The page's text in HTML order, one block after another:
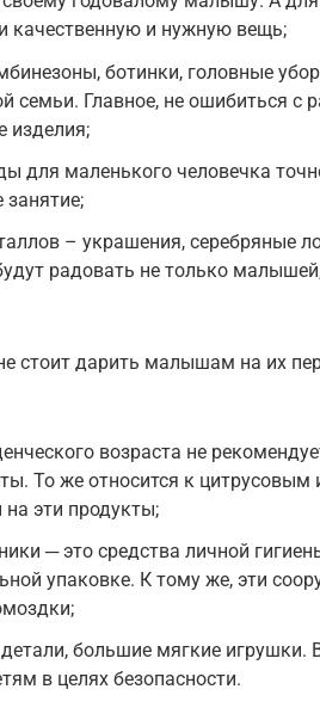
качественную и нужную вещь;
ботинки, головные
семьи. Главное, не ошибиться с
изделия;
для маленького человечка
занятие;
– украшения, серебряные
радовать не только
стоит дарить малышам на их
возраста не
То же относится к цитрусовым
эти продукты;
─ это средства личной
упаковке. К тому же, эти
большие мягкие игрушки.
в целях безопасности.